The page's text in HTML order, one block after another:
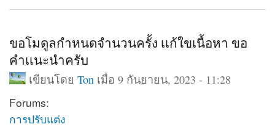
ขอโมดูลกำหนดจำนวนครั้ง เเก้ใขเนื้อหา ขอ
คำเเนะนำครับ
เขียนโดย Tonเมื่อ 9 กันยายน, 2023 - 11:28
Forums:
การปรับแต่ง